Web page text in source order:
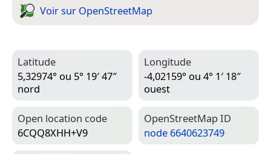
Voir sur Open­Street­Map
Latitude
5,32974° ou 5° 19′ 47″
nord
Longitude
-4,02159° ou 4° 1′ 18″
ouest
Open location code
6CQQ8XHH+V9
Open­Street­Map ID
node 6640623749